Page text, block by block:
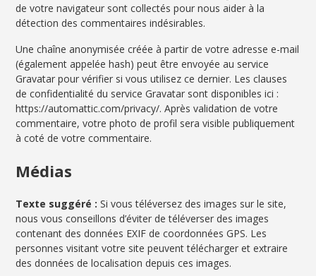
de votre navigateur sont collectés pour nous aider à la
détection des commentaires indésirables.
Une chaîne anonymisée créée à partir de votre adresse e-mail
(également appelée hash) peut être envoyée au service
Gravatar pour vérifier si vous utilisez ce dernier. Les clauses
de confidentialité du service Gravatar sont disponibles ici :
https://automattic.com/privacy/. Après validation de votre
commentaire, votre photo de profil sera visible publiquement
à coté de votre commentaire.
Médias
Texte suggéré :Si vous téléversez des images sur le site,
nous vous conseillons d’éviter de téléverser des images
contenant des données EXIF de coordonnées GPS. Les
personnes visitant votre site peuvent télécharger et extraire
des données de localisation depuis ces images.